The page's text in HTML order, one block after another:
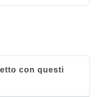
con questi